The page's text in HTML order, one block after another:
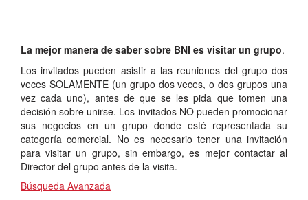
La mejor manera de saber sobre BNI es visitar un grupo.
Los invitados pueden asistir a las reuniones del grupo dos
veces SOLAMENTE (un grupo dos veces, o dos grupos una
vez cada uno), antes de que se les pida que tomen una
decisión sobre unirse. Los invitados NO pueden promocionar
sus negocios en un grupo donde esté representada su
categoría comercial. No es necesario tener una invitación
para visitar un grupo, sin embargo, es mejor contactar al
Director del grupo antes de la visita.
Búsqueda Avanzada